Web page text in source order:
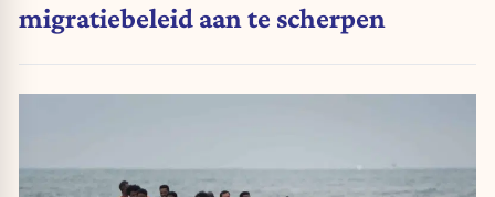
migratiebeleid aan te scherpen